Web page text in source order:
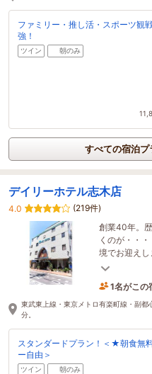
ファミリー・推し活・スポーツ観
強！
ツイン 朝のみ
すべての宿泊プ
デイリーホテル志木店
4.0
(219件)
創業40年。
くのが・・
境でお迎え
手作りの温か
1名がこの
20時間前
東武東上線・東京メトロ有楽町線・副
分。
スタンダードプラン！＜★朝食
ー自由＞
ツイン 朝のみ